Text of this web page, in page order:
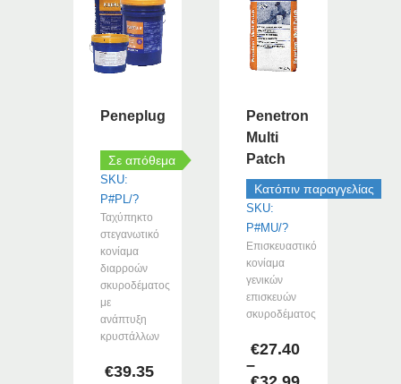
Peneplug
Σε απόθεμα
SKU:
P#PL/?
Ταχύπηκτο
στεγανωτικό
κονίαμα
διαρροών
σκυροδέματος
με
ανάπτυξη
κρυστάλλων
€39.35
Penetron
Multi
Patch
Κατόπιν παραγγελίας
SKU:
P#MU/?
Επισκευαστικό
κονίαμα
γενικών
επισκευών
σκυροδέματος
€27.40
–